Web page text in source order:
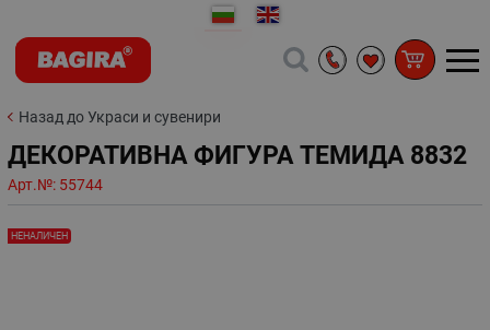
Назад до Украси и сувенири
ДЕКОРАТИВНА ФИГУРА ТЕМИДА 8832
Арт.№: 55744
НЕНАЛИЧЕН